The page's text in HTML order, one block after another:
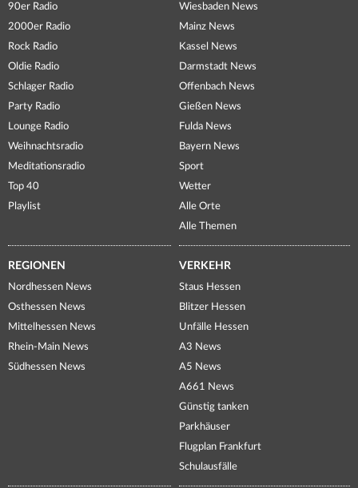
90er Radio
2000er Radio
Rock Radio
Oldie Radio
Schlager Radio
Party Radio
Lounge Radio
Weihnachtsradio
Meditationsradio
Top 40
Playlist
Wiesbaden News
Mainz News
Kassel News
Darmstadt News
Offenbach News
Gießen News
Fulda News
Bayern News
Sport
Wetter
Alle Orte
Alle Themen
REGIONEN
Nordhessen News
Osthessen News
Mittelhessen News
Rhein-Main News
Südhessen News
VERKEHR
Staus Hessen
Blitzer Hessen
Unfälle Hessen
A3 News
A5 News
A661 News
Günstig tanken
Parkhäuser
Flugplan Frankfurt
Schulausfälle